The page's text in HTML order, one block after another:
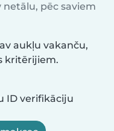
pēc saviem
aukļu vakanču,
kritērijiem.
ID verifikāciju